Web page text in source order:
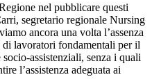
nel pubblicare questi
segretario regionale Nursing
ancora una volta l’assenza
lavoratori fondamentali per il
assistenziali, senza i quali
l’assistenza adeguata ai